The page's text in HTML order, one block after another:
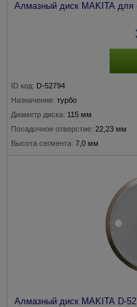
Алмазный диск MAKITA для
ID код: D-52794
Назначение: турбо
Диаметр диска: 115 мм
Посадочное отверстие: 22,23 мм
Высота сегмента: 7,0 мм
Алмазный диск MAKITA D-